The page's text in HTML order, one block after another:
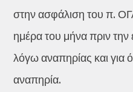
στην ασφάλιση του π.
ημέρα του μήνα πριν
λόγω αναπηρίας και για
αναπηρία.